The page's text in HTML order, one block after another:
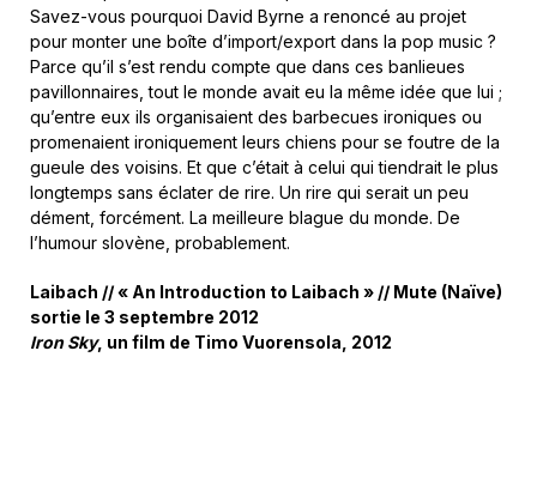
Savez-vous pourquoi David Byrne a renoncé au projet
pour monter une boîte d’import/export dans la pop music ?
Parce qu’il s’est rendu compte que dans ces banlieues
pavillonnaires, tout le monde avait eu la même idée que lui ;
qu’entre eux ils organisaient des barbecues ironiques ou
promenaient ironiquement leurs chiens pour se foutre de la
gueule des voisins. Et que c’était à celui qui tiendrait le plus
longtemps sans éclater de rire. Un rire qui serait un peu
dément, forcément. La meilleure blague du monde. De
l’humour slovène, probablement.
Laibach // « An Introduction to Laibach » // Mute (Naïve)
sortie le 3 septembre 2012
Iron Sky, un film de Timo Vuorensola, 2012